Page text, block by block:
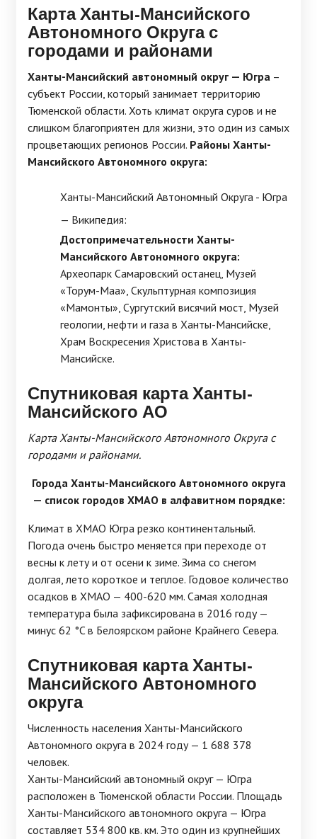
Карта Ханты-Мансийского
Автономного Округа с
городами и районами
Ханты-Мансийский автономный округ — Югра –
субъект России, который занимает территорию
Тюменской области. Хоть климат округа суров и не
слишком благоприятен для жизни, это один из самых
процветающих регионов России. Районы Ханты-
Мансийского Автономного округа:
Ханты-Мансийский Автономный Округа - Югра
— Википедия:
Достопримечательности Ханты-
Мансийского Автономного округа:
Археопарк Самаровский останец, Музей
«Торум-Маа», Скульптурная композиция
«Мамонты», Сургутский висячий мост, Музей
геологии, нефти и газа в Ханты-Мансийске,
Храм Воскресения Христова в Ханты-
Мансийске.
Спутниковая карта Ханты-
Мансийского АО
Карта Ханты-Мансийского Автономного Округа с
городами и районами.
Города Ханты-Мансийского Автономного округа
— список городов ХМАО в алфавитном порядке:
Климат в ХМАО Югра резко континентальный.
Погода очень быстро меняется при переходе от
весны к лету и от осени к зиме. Зима со снегом
долгая, лето короткое и теплое. Годовое количество
осадков в ХМАО — 400-620 мм. Самая холодная
температура была зафиксирована в 2016 году —
минус 62 °C в Белоярском районе Крайнего Севера.
Спутниковая карта Ханты-
Мансийского Автономного
округа
Численность населения Ханты-Мансийского
Автономного округа в 2024 году — 1 688 378
человек.
Ханты-Мансийский автономный округ — Югра
расположен в Тюменской области России. Площадь
Ханты-Мансийского автономного округа — Югра
составляет 534 800 кв. км. Это один из крупнейших